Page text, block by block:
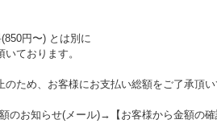
円〜) とは別に
いております。
ため、お客様にお支払い総額をご了承頂
のお知らせ(メール)→【お客様から金額の